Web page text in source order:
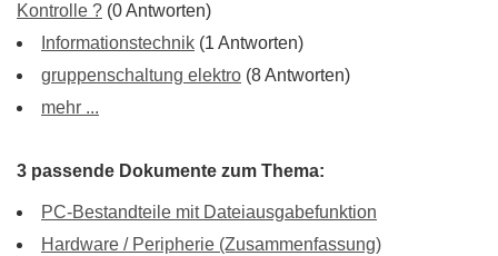
Kontrolle ? (0 Antworten)
Informationstechnik (1 Antworten)
gruppenschaltung elektro (8 Antworten)
mehr ...
3 passende Dokumente zum Thema:
PC-Bestandteile mit Dateiausgabefunktion
Hardware / Peripherie (Zusammenfassung)